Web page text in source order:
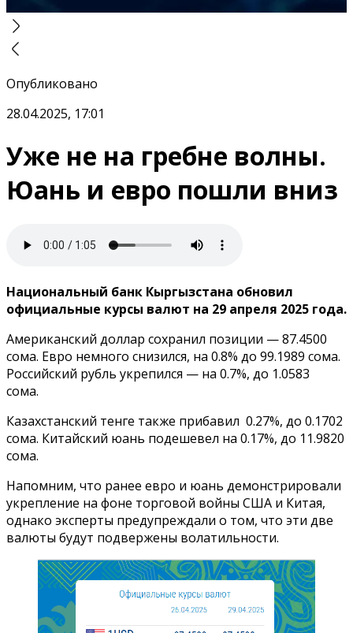
Опубликовано
28.04.2025, 17:01
Уже не на гребне волны.
Юань и евро пошли вниз
Национальный банк Кыргызстана обновил
официальные курсы валют на 29 апреля 2025 года.
Американский доллар сохранил позиции — 87.4500
сома. Евро немного снизился, на 0.8% до 99.1989 сома.
Российский рубль укрепился — на 0.7%, до 1.0583
сома.
Казахстанский тенге также прибавил 0.27%, до 0.1702
сома. Китайский юань подешевел на 0.17%, до 11.9820
сома.
Напомним, что ранее евро и юань демонстрировали
укрепление на фоне торговой войны США и Китая,
однако эксперты предупреждали о том, что эти две
валюты будут подвержены волатильности.